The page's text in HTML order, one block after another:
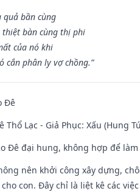
quả bần cùng
thiệt bàn cùng thị phi
của nó khi
cắn phân ly vợ chồng.”
Đê
Thổ Lạc - Giả Phục: Xấu (Hung
Đê đại hung, không hợp để
nên khởi công xây dựng,
con. Đây chỉ là liệt kê các